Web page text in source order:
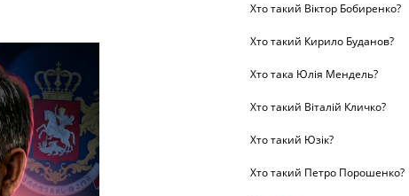
Хто такий Віктор Бобиренко?
Хто такий Кирило Буданов?
Хто така Юлія Мендель?
Хто такий Віталій Кличко?
Хто такий Юзік?
Хто такий Петро Порошенко?